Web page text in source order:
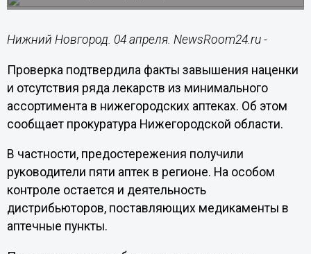
Нижний Новгород. 04 апреля. NewsRoom24.ru -
Проверка подтвердила факты завышения наценки
и отсутствия ряда лекарств из минимального
ассортимента в нижегородских аптеках. Об этом
сообщает прокуратура Нижегородской области.
В частности, предостережения получили
руководители пяти аптек в регионе. На особом
контроле остается и деятельность
дистрибьюторов, поставляющих медикаменты в
аптечные пункты.